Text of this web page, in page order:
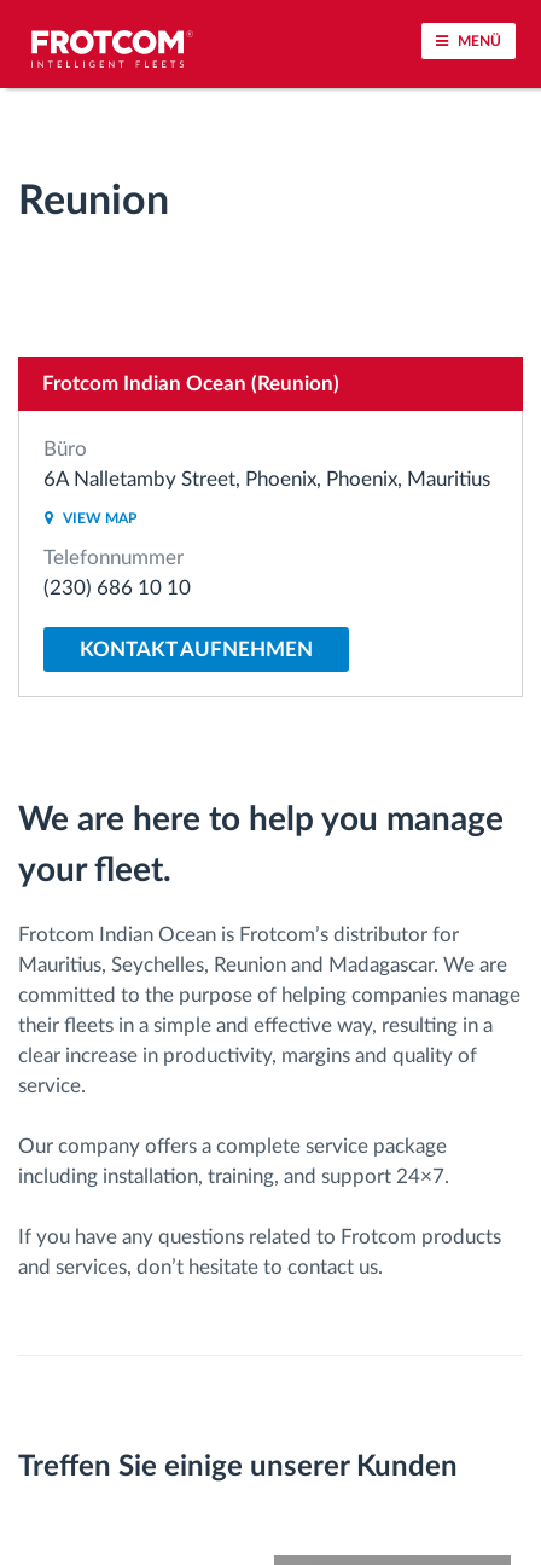
MENÜ
Driving behavior analysis
Access control
Route planning and monitoring
Automatic driver identification
How we solve each fleet activity needs
Ersparnis Rechner
Reunion
Frotcom Indian Ocean (Reunion)
Büro
6A Nalletamby Street, Phoenix, Phoenix, Mauritius
VIEW MAP
Telefonnummer
(230) 686 10 10
KONTAKT AUFNEHMEN
We are here to help you manage
your fleet.
Frotcom Indian Ocean is Frotcom’s distributor for
Mauritius, Seychelles, Reunion and Madagascar. We are
committed to the purpose of helping companies manage
their fleets in a simple and effective way, resulting in a
clear increase in productivity, margins and quality of
service.
Our company offers a complete service package
including installation, training, and support 24×7.
If you have any questions related to Frotcom products
and services, don’t hesitate to contact us.
Treffen Sie einige unserer Kunden